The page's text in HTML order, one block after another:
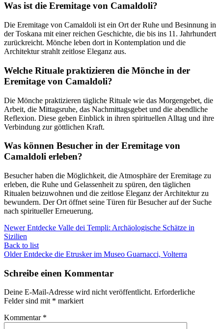
Was ist die Eremitage von Camaldoli?
Die Eremitage von Camaldoli ist ein Ort der Ruhe und Besinnung in
der Toskana mit einer reichen Geschichte, die bis ins 11. Jahrhundert
zurückreicht. Mönche leben dort in Kontemplation und die
Architektur strahlt zeitlose Eleganz aus.
Welche Rituale praktizieren die Mönche in der
Eremitage von Camaldoli?
Die Mönche praktizieren tägliche Rituale wie das Morgengebet, die
Arbeit, die Mittagsruhe, das Nachmittagsgebet und die abendliche
Reflexion. Diese geben Einblick in ihren spirituellen Alltag und ihre
Verbindung zur göttlichen Kraft.
Was können Besucher in der Eremitage von
Camaldoli erleben?
Besucher haben die Möglichkeit, die Atmosphäre der Eremitage zu
erleben, die Ruhe und Gelassenheit zu spüren, den täglichen
Ritualen beizuwohnen und die zeitlose Eleganz der Architektur zu
bewundern. Der Ort öffnet seine Türen für Besucher auf der Suche
nach spiritueller Erneuerung.
Newer Entdecke Valle dei Templi: Archäologische Schätze in
Sizilien
Back to list
Older Entdecke die Etrusker im Museo Guarnacci, Volterra
Schreibe einen Kommentar
Deine E-Mail-Adresse wird nicht veröffentlicht. Erforderliche
Felder sind mit * markiert
Kommentar *